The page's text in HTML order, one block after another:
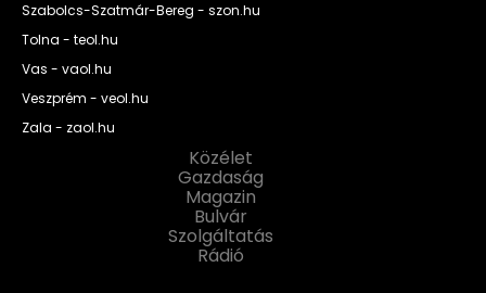
Szabolcs-Szatmár-Bereg - szon.hu
Tolna - teol.hu
Vas - vaol.hu
Veszprém - veol.hu
Zala - zaol.hu
Közélet
Gazdaság
Magazin
Bulvár
Szolgáltatás
Rádió